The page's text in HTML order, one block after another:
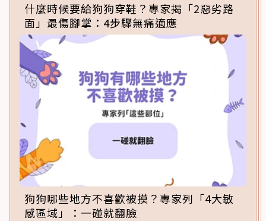
什麼時候要給狗狗穿鞋？專家揭「2惡劣路
面」最傷腳掌：4步驟無痛適應
狗狗哪些地方不喜歡被摸？專家列「4大敏
感區域」：一碰就翻臉